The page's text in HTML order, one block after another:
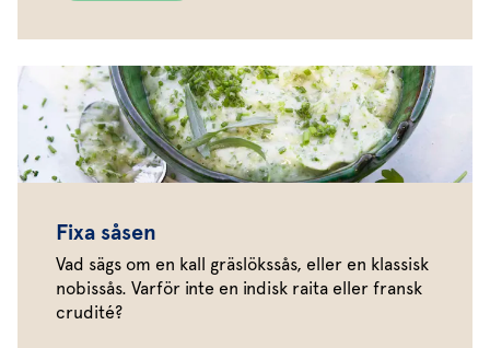
Fixa såsen
Vad sägs om en kall gräslökssås, eller en klassisk
nobissås. Varför inte en indisk raita eller fransk
crudité?